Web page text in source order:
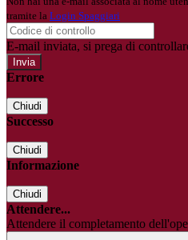
tramite la Login Spaggiari
E-mail inviata, si prega di
Errore
Chiudi
Successo
Chiudi
Informazione
Chiudi
Attendere...
Attendere il completamento